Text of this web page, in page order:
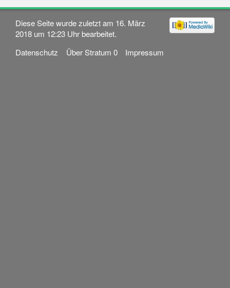
Diese Seite wurde zuletzt am 16. März
2018 um 12:23 Uhr bearbeitet.
Datenschutz
Über Stratum 0 Impressum